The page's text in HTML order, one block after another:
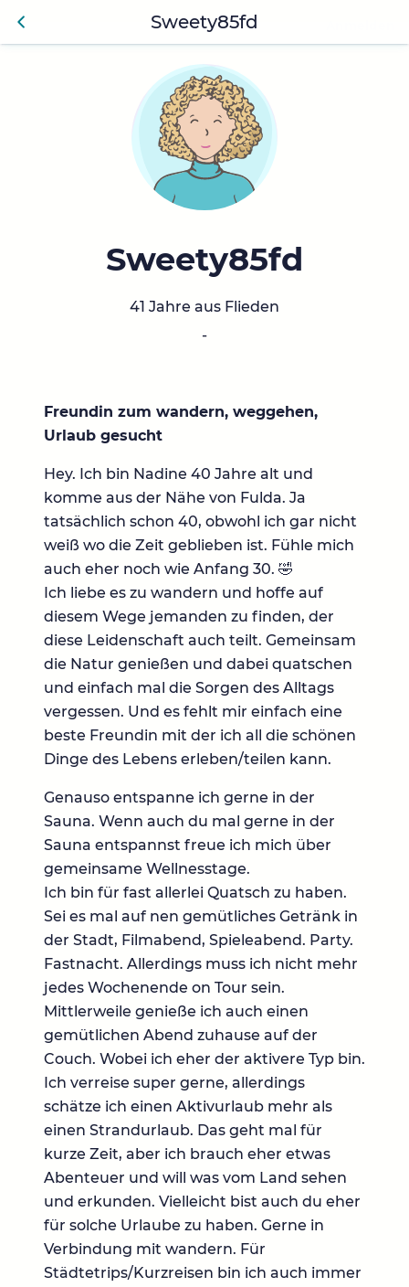
Zurü
Sweety85fd
Sweety85fd
41 Jahre aus Flieden
-
Freundin zum wandern, weggehen,
Urlaub gesucht
Hey. Ich bin Nadine 40 Jahre alt und
komme aus der Nähe von Fulda. Ja
tatsächlich schon 40, obwohl ich gar nicht
weiß wo die Zeit geblieben ist. Fühle mich
auch eher noch wie Anfang 30. 🤣
Ich liebe es zu wandern und hoffe auf
diesem Wege jemanden zu finden, der
diese Leidenschaft auch teilt. Gemeinsam
die Natur genießen und dabei quatschen
und einfach mal die Sorgen des Alltags
vergessen. Und es fehlt mir einfach eine
beste Freundin mit der ich all die schönen
Dinge des Lebens erleben/teilen kann.
Genauso entspanne ich gerne in der
Sauna. Wenn auch du mal gerne in der
Sauna entspannst freue ich mich über
gemeinsame Wellnesstage.
Ich bin für fast allerlei Quatsch zu haben.
Sei es mal auf nen gemütliches Getränk in
der Stadt, Filmabend, Spieleabend. Party.
Fastnacht. Allerdings muss ich nicht mehr
jedes Wochenende on Tour sein.
Mittlerweile genieße ich auch einen
gemütlichen Abend zuhause auf der
Couch. Wobei ich eher der aktivere Typ bin.
Ich verreise super gerne, allerdings
schätze ich einen Aktivurlaub mehr als
einen Strandurlaub. Das geht mal für
kurze Zeit, aber ich brauch eher etwas
Abenteuer und will was vom Land sehen
und erkunden. Vielleicht bist auch du eher
für solche Urlaube zu haben. Gerne in
Verbindung mit wandern. Für
Städtetrips/Kurzreisen bin ich auch immer